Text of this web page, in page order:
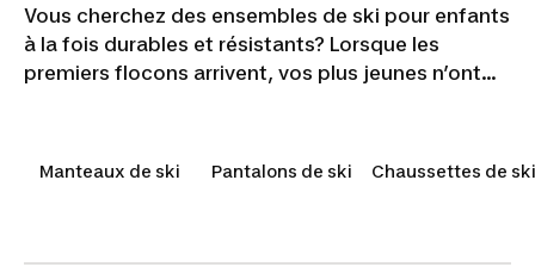
Vous cherchez des ensembles de ski pour enfants
à la fois durables et résistants? Lorsque les
premiers flocons arrivent, vos plus jeunes n’ont
garçons et bébés est conçue pour les garder au
Manteaux de ski Pantalons de ski Chaussettes de ski